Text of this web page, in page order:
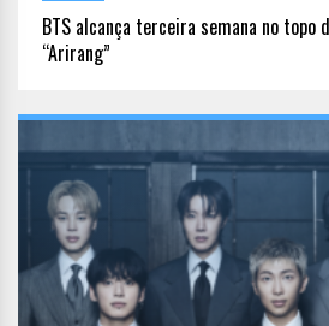
BTS alcança terceira semana no topo
“Arirang”